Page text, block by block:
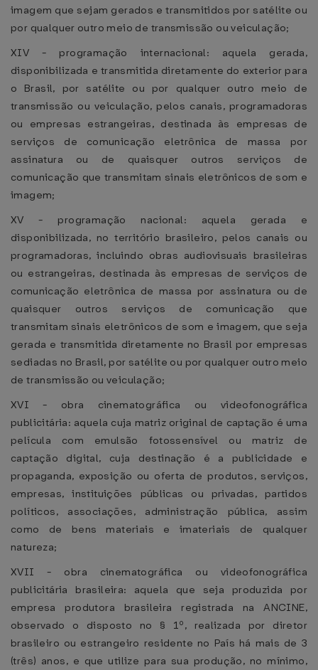
imagem que sejam gerados e transmitidos por satélite ou
por qualquer outro meio de transmissão ou veiculação;
XIV - programação internacional: aquela gerada,
disponibilizada e transmitida diretamente do exterior para
o Brasil, por satélite ou por qualquer outro meio de
transmissão ou veiculação, pelos canais, programadoras
ou empresas estrangeiras, destinada às empresas de
serviços de comunicação eletrônica de massa por
assinatura ou de quaisquer outros serviços de
comunicação que transmitam sinais eletrônicos de som e
imagem;
XV - programação nacional: aquela gerada e
disponibilizada, no território brasileiro, pelos canais ou
programadoras, incluindo obras audiovisuais brasileiras
ou estrangeiras, destinada às empresas de serviços de
comunicação eletrônica de massa por assinatura ou de
quaisquer outros serviços de comunicação que
transmitam sinais eletrônicos de som e imagem, que seja
gerada e transmitida diretamente no Brasil por empresas
sediadas no Brasil, por satélite ou por qualquer outro meio
de transmissão ou veiculação;
XVI - obra cinematográfica ou videofonográfica
publicitária: aquela cuja matriz original de captação é uma
película com emulsão fotossensível ou matriz de
captação digital, cuja destinação é a publicidade e
propaganda, exposição ou oferta de produtos, serviços,
empresas, instituições públicas ou privadas, partidos
políticos, associações, administração pública, assim
como de bens materiais e imateriais de qualquer
natureza;
XVII - obra cinematográfica ou videofonográfica
publicitária brasileira: aquela que seja produzida por
empresa produtora brasileira registrada na ANCINE,
observado o disposto no § 1º, realizada por diretor
brasileiro ou estrangeiro residente no País há mais de 3
(três) anos, e que utilize para sua produção, no mínimo,